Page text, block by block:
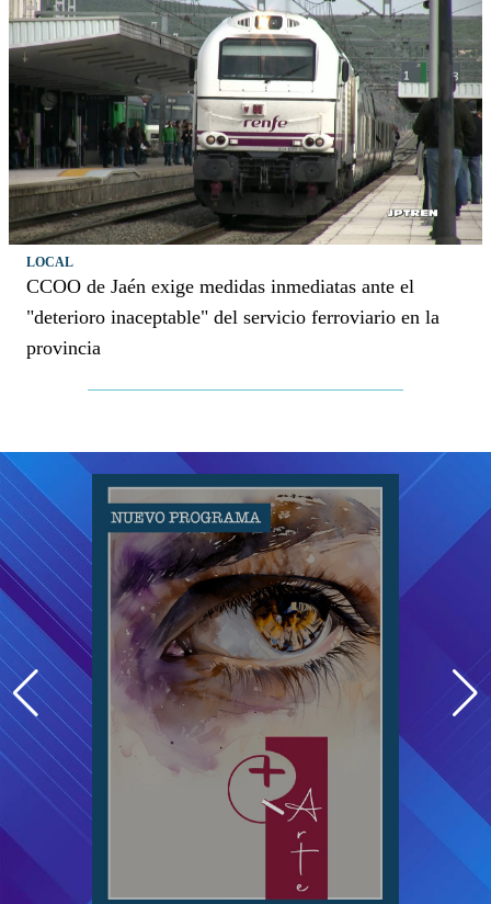
LOCAL
CCOO de Jaén exige medidas inmediatas ante el
"deterioro inaceptable" del servicio ferroviario en la
provincia